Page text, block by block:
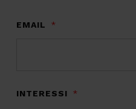
EMAIL *
INTERESSI *